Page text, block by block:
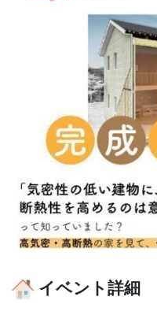
イベント詳細